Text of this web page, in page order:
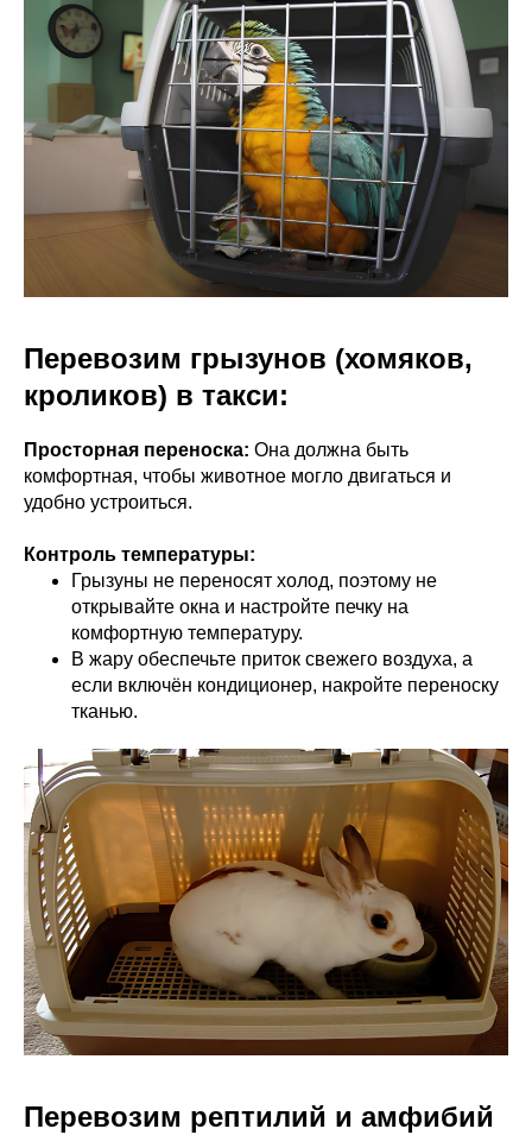
Перевозим грызунов (хомяков,
кроликов) в такси:
Просторная переноска: Она должна быть
комфортная, чтобы животное могло двигаться и
удобно устроиться.
Контроль температуры:
Грызуны не переносят холод, поэтому не
открывайте окна и настройте печку на
комфортную температуру.
В жару обеспечьте приток свежего воздуха, а
если включён кондиционер, накройте переноску
тканью.
Перевозим рептилий и амфибий